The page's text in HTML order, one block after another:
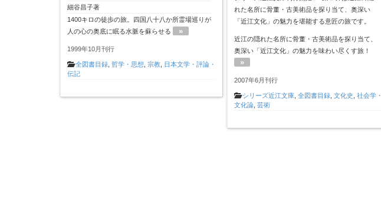
れた名所に骨董・古美術品を探り当て、奥深い
「近江文化」の魅力を堪能する意匠の旅です。
近江の隠れた名所に骨董・古美術品を探り当て、
奥深い「近江文化」の魅力を味わい尽くす旅！
»
2007年6月刊行
シリーズ近江文庫, 全図書目録, 文化史 社会学・
文化論, 芸術
細谷昌子著
1400キロの徒歩の旅。四国八十八か所霊場巡りが
人の心の奥底に眠る水脈を蘇らせる
»
1999年10月刊行
全図書目録 哲学・思想 宗教 日本文学・評論・
伝記